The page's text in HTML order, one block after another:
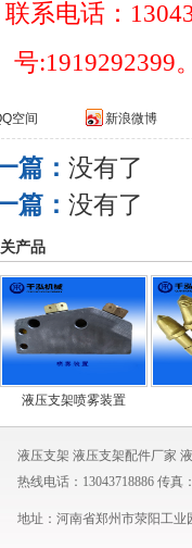
联系电话：
号:1919292399
空间 新浪微博
篇： 没有了
篇： 没有了
产品
液压支架喷雾装置
液压支架 液压支架配件厂家
热线电话：13043718886 传真
地址：河南省郑州市荥阳工业